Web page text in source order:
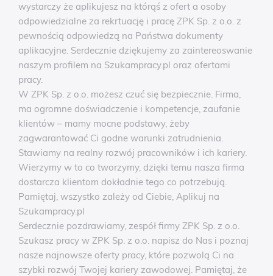
wystarczy że aplikujesz na którąś z ofert a osoby
odpowiedzialne za rekrtuację i pracę ZPK Sp. z o.o. z
pewnością odpowiedzą na Państwa dokumenty
aplikacyjne. Serdecznie dziękujemy za zaintereoswanie
naszym profilem na Szukampracy.pl oraz ofertami
pracy.
W ZPK Sp. z o.o. możesz czuć się bezpiecznie. Firma,
ma ogromne doświadczenie i kompetencje, zaufanie
klientów – mamy mocne podstawy, żeby
zagwarantować Ci godne warunki zatrudnienia.
Stawiamy na realny rozwój pracowników i ich kariery.
Wierzymy w to co tworzymy, dzięki temu nasza firma
dostarcza klientom dokładnie tego co potrzebują.
Pamiętaj, wszystko zależy od Ciebie, Aplikuj na
Szukampracy.pl
Serdecznie pozdrawiamy, zespół firmy ZPK Sp. z o.o.
Szukasz pracy w ZPK Sp. z o.o. napisz do Nas i poznaj
nasze najnowsze oferty pracy, które pozwolą Ci na
szybki rozwój Twojej kariery zawodowej. Pamiętaj, że